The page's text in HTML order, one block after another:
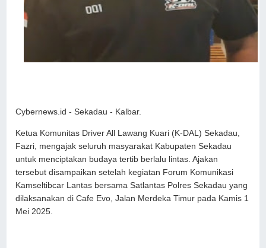
Cybernews.id - Sekadau - Kalbar.
Ketua Komunitas Driver All Lawang Kuari (K-DAL) Sekadau,
Fazri, mengajak seluruh masyarakat Kabupaten Sekadau
untuk menciptakan budaya tertib berlalu lintas. Ajakan
tersebut disampaikan setelah kegiatan Forum Komunikasi
Kamseltibcar Lantas bersama Satlantas Polres Sekadau yang
dilaksanakan di Cafe Evo, Jalan Merdeka Timur pada Kamis 1
Mei 2025.